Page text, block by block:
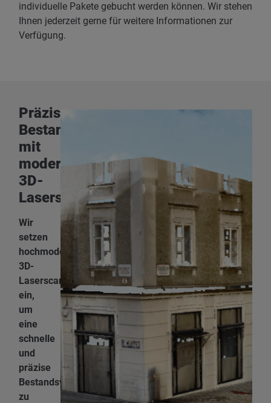
individuelle Pakete gebucht werden können. Wir stehen
Ihnen jederzeit gerne für weitere Informationen zur
Verfügung.
Präzise
Bestandsvermessung
mit
modernster
3D-
Laserscantechnologie
Wir
setzen
hochmoderne
3D-
Laserscanner
ein,
um
eine
schnelle
und
präzise
Bestandsvermessung
zu